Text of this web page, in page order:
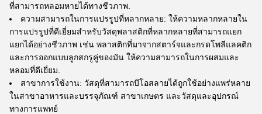
ที่สามารถหลอมหายได้ทางชีวภาพ.
ความสามารถในการแปรรูปที่หลากหลาย: ให้ความหลากหลายใน
การแปรรูปที่ดีเยี่ยมสําหรับวัสดุพลาสติกที่หลากหลายที่สามารถแยก
แยกได้อย่างชีวภาพ เช่น พลาสติกที่มาจากสตาร์จและกรดโพลีแลคติก
และการออกแบบลูกสกรูคู่ของมัน ให้ความสามารถในการผสมและ
หลอมที่ดีเยี่ยม.
สาขาการใช้งาน: วัสดุที่สามารถบีโอสลายได้ถูกใช้อย่างแพร่หลาย
ในสาขาอาหารและบรรจุภัณฑ์ สาขาเกษตร และวัสดุและอุปกรณ์
ทางการแพทย์